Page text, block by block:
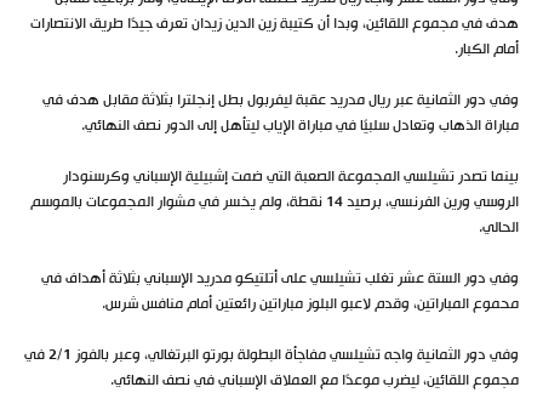
هدف في مجموع اللقائين، وبدا أن كتيبة زين الدين زيدان تعرف جيدًا طريق الانتصارات
أمام الكبار.
وفي دور الثمانية عبر ريال مدريد عقبة ليفربول بطل إنجلترا بثلاثة مقابل هدف في
مباراة الذهاب وتعادل سلبيًا في مباراة الإياب ليتأهل إلى الدور نصف النهائي.
بينما تصدر تشيلسي المجموعة الصعبة التي ضمت إشبيلية الإسباني وكرسنودار
الروسي ورين الفرنسي، برصيد 14 نقطة، ولم يخسر في مشوار المجموعات بالموسم
الحالي.
وفي دور الستة عشر تغلب تشيلسي على أتلتيكو مدريد الإسباني بثلاثة أهداف في
محموع المباراتين، وقدم لاعبو البلوز مباراتين رائعتين أمام منافس شرس.
وفي دور الثمانية واجه تشيلسي مفاجأة البطولة بورتو البرتغالي، وعبر بالفوز 2/1 في
مجموع اللقائين، ليضرب موعدًا مع العملاق الإسباني في نصف النهائي.